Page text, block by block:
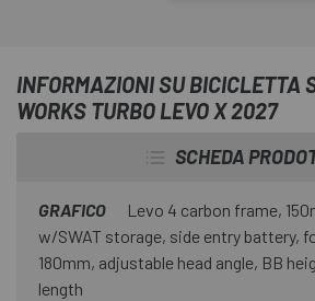
attraversare continenti, trasformando
aventura . È la tua macchina per la
INFORMAZIONI SU BICICLETTA
WORKS TURBO LEVO X 2027
SCHEDA
GRAFICO
Levo 4 carbon frame,
w/SWAT storage, side entry battery,
180mm, adjustable head angle, BB
length